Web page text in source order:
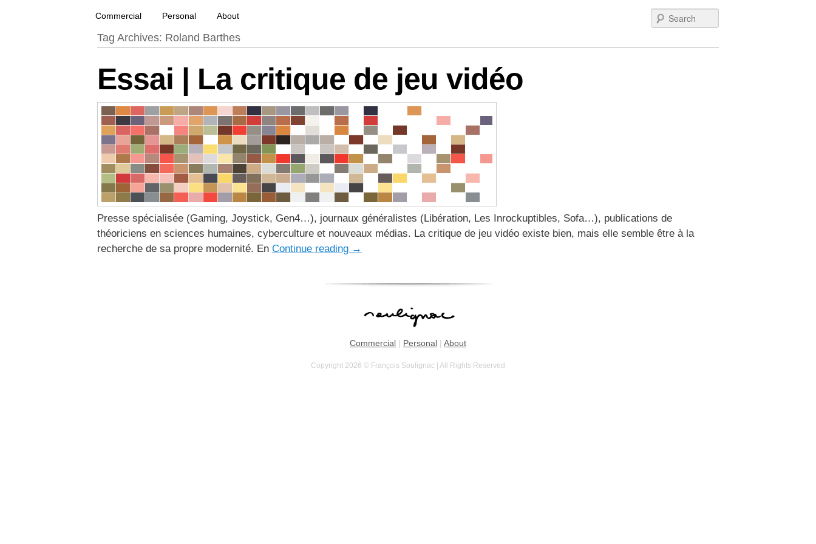
François Soulignac | Digital Creative
Primary menu
Skip to primary content
Skip to secondary content
Commercial Personal About
Tag Archives: Roland Barthes
Essai | La critique de jeu vidéo
Presse spécialisée (Gaming, Joystick, Gen4…), journaux généralistes (Libération, Les Inrockuptibles, Sofa…), publications de
théoriciens en sciences humaines, cyberculture et nouveaux médias. La critique de jeu vidéo existe bien, mais elle semble être à la
recherche de sa propre modernité. En Continue reading →
Commercial | Personal | About
Copyright 2026 © François Soulignac | All Rights Reserved